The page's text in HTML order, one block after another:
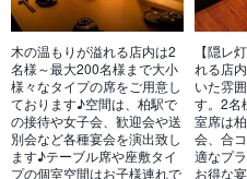
木の温もりが溢れる店内は2
名様～最大200名様まで大小
様々なタイプの席をご用意し
ております♪空間は、柏駅で
の接待や女子会、歓迎会や送
別会など各種宴会を演出致し
ます♪テーブル席や座敷タイ
プの個室空間はお子様連れで
【隠レ
れる店
いた雰
す。2名
室席は
会、合
適なプ
お得な